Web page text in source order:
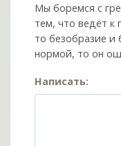
Мы боремся с
тем, что ведёт к
то безобразие и
нормой, то он
Написать: